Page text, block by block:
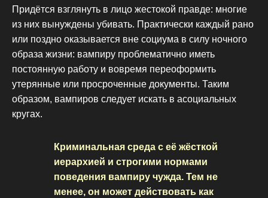
Придётся взглянуть в лицо жестокой правде: многие
из них вынуждены убивать. Практически каждый рано
или поздно оказывается вне социума в силу ночного
образа жизни: вампиру проблематично иметь
постоянную работу и вовремя переоформить
утерянные или просроченные документы. Таким
образом, вампиров следует искать в асоциальных
кругах.
Криминальная среда с её жёсткой
иерархией и строгими нормами
поведения вампиру чужда. Тем не
менее, он может действовать как